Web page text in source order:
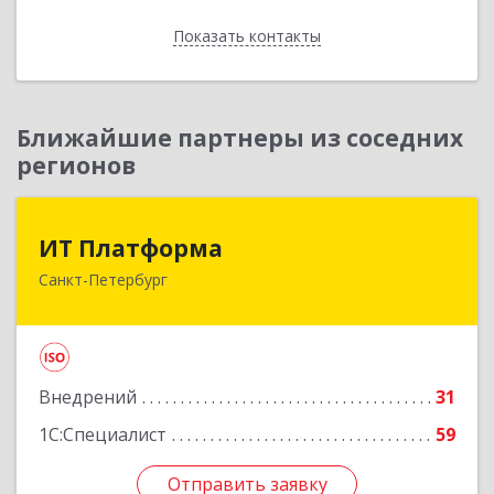
Показать контакты
Ближайшие партнеры из соседних
регионов
ИТ Платформа
Санкт-Петербург
Внедрений
31
1С:Специалист
59
Отправить заявку
196066, Санкт-Петербург г, Московский пр-кт,
Подробнее
Отправить заявку